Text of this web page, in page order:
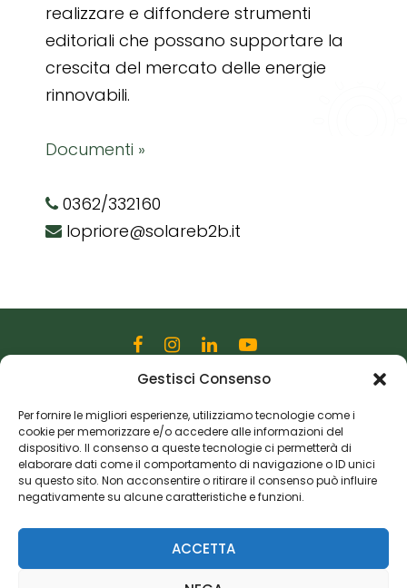
Gestisci Consenso
Per fornire le migliori esperienze, utilizziamo tecnologie come i
cookie per memorizzare e/o accedere alle informazioni del
dispositivo. Il consenso a queste tecnologie ci permetterà di
elaborare dati come il comportamento di navigazione o ID unici
su questo sito. Non acconsentire o ritirare il consenso può influire
negativamente su alcune caratteristiche e funzioni.
ACCETTA
realizzare e diffondere strumenti
editoriali che possano supportare la
crescita del mercato delle energie
rinnovabili.
Documenti »
0362/332160
lopriore@solareb2b.it
Via Martiri della Libertà, 28
20833 Giussano (MB)
P.I. 06982770965
Privacy Policy